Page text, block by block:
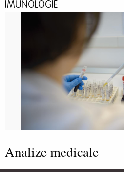
IMUNOLOGIE
Analize medicale